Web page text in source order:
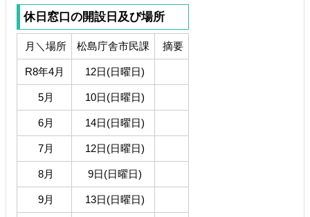
休日窓口の開設日及び場所
月 ＼場所 松島庁舎市民課 摘要
R8年4月 12日(日曜日)
5月 10日(日曜日)
6月 14日(日曜日)
7月 12日(日曜日)
8月 9日(日曜日)
9月 13日(日曜日)